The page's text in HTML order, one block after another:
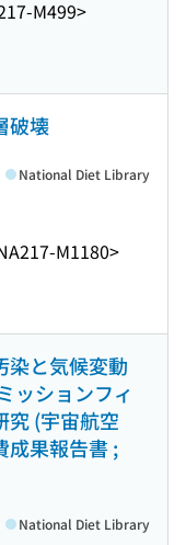
M499>
破壊
M1180>
National Diet Library
染と気候変動
ッションフィ
究 (宇宙航空
成果報告書 ;
National Diet Library